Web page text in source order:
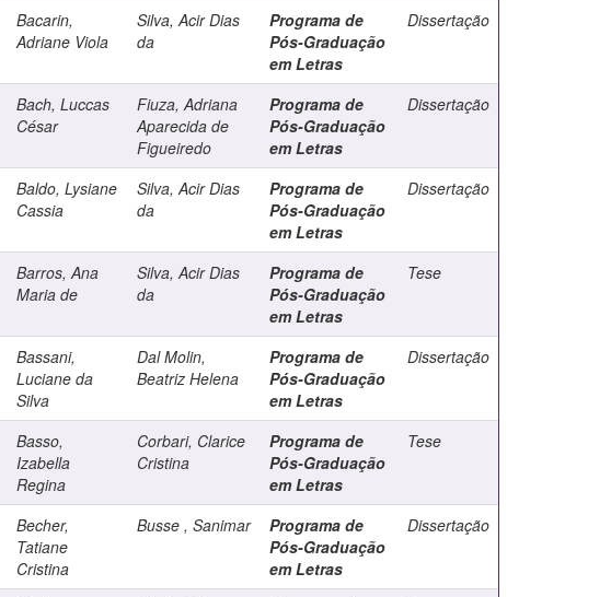
Bacarin,
Adriane Viola
Silva, Acir Dias
da
Programa de
Pós-Graduação
em Letras
Dissertação
Bach, Luccas
César
Fiuza, Adriana
Aparecida de
Figueiredo
Programa de
Pós-Graduação
em Letras
Dissertação
Baldo, Lysiane
Cassia
Silva, Acir Dias
da
Programa de
Pós-Graduação
em Letras
Dissertação
Barros, Ana
Maria de
Silva, Acir Dias
da
Programa de
Pós-Graduação
em Letras
Tese
Bassani,
Luciane da
Silva
Dal Molin,
Beatriz Helena
Programa de
Pós-Graduação
em Letras
Dissertação
Basso,
Izabella
Regina
Corbari, Clarice
Cristina
Programa de
Pós-Graduação
em Letras
Tese
Becher,
Tatiane
Cristina
Busse , Sanimar
Programa de
Pós-Graduação
em Letras
Dissertação